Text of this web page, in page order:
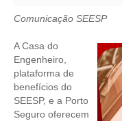
CONSELHO TECNOLÓGICO
HISTÓRICO E ATUAÇÃO
COMPOSIÇÃO
Comunicação SEESP
A Casa do
Engenheiro,
plataforma de
benefícios do
SEESP, e a Porto
Seguro oferecem